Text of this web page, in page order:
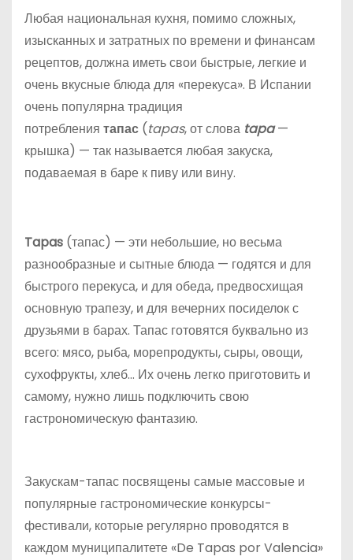
Любая национальная кухня, помимо сложных,
изысканных и затратных по времени и финансам
рецептов, должна иметь свои быстрые, легкие и
очень вкусные блюда для «перекуса». В Испании
очень популярна традиция
потребления тапас (tapas, от слова tapa—
крышка) — так называется любая закуска,
подаваемая в баре к пиву или вину.
Tapas (тапас) — эти небольшие, но весьма
разнообразные и сытные блюда — годятся и для
быстрого перекуса, и для обеда, предвосхищая
основную трапезу, и для вечерних посиделок с
друзьями в барах. Тапас готовятся буквально из
всего: мясо, рыба, морепродукты, сыры, овощи,
сухофрукты, хлеб… Их очень легко приготовить и
самому, нужно лишь подключить свою
гастрономическую фантазию.
Закускам-тапас посвящены самые массовые и
популярные гастрономические конкурсы-
фестивали, которые регулярно проводятся в
каждом муниципалитете «De Tapas por Valencia»